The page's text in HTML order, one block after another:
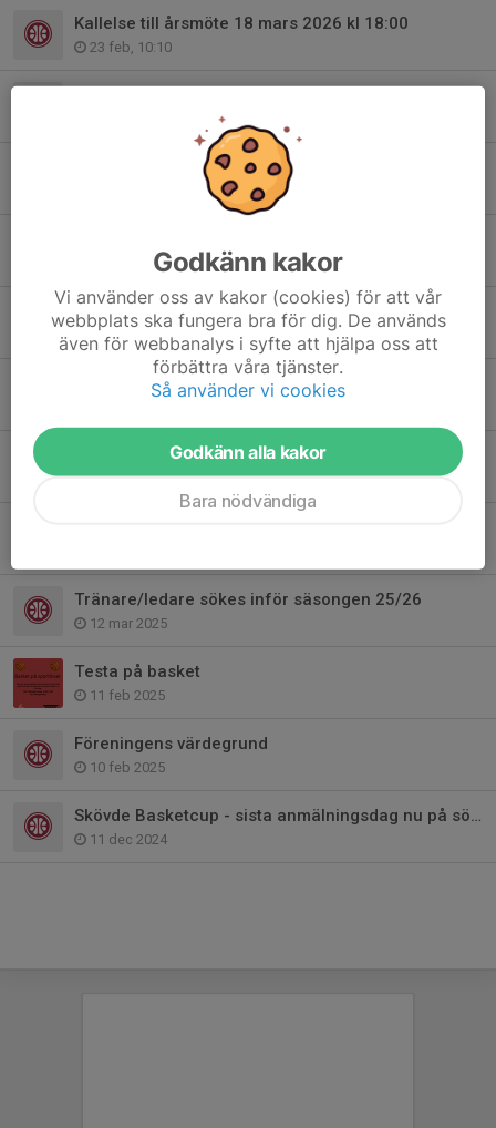
Kallelse till årsmöte 18 mars 2026 kl 18:00
23 feb, 10:10
28 sep 2025
Fritidskortet
19 sep 2025
Ledarmöte 2025 - formar vår förenings framtid
Samma klubb, ny identitet
17 maj 2025
Tränare/ledare sökes inför säsongen 25/26
12 mar 2025
Testa på basket
11 feb 2025
Föreningens värdegrund
10 feb 2025
Skövde Basketcup - sista anmälningsdag nu på söndag.
11 dec 2024
Godkänn kakor
Vi använder oss av kakor (cookies) för att vår
webbplats ska fungera bra för dig. De används
även för webbanalys i syfte att hjälpa oss att
förbättra våra tjänster.
Så använder vi cookies
Godkänn alla kakor
Bara nödvändiga